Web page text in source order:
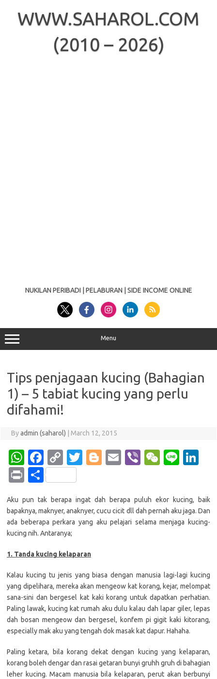
contentWWW.SAHAROL.COM
(2010 – 2026)
NUKILAN PERIBADI | PELABURAN | SIDE INCOME ONLINE
Menu
Tips penjagaan kucing (Bahagian
1) – 5 tabiat kucing yang perlu
difahami!
Byadmin (saharol) March 12, 2015
W
h
at
s
A
p
p
Fa
c
e
b
o
o
k
C
o
p
y
Li
n
k
T
te
r
Bl
g
er
E
Vi
W
h
at
Li
e
dI
Pr
t
S
ar
e
Aku pun tak berapa ingat dah berapa puluh ekor kucing, baik
bapaknya, maknyer, anaknyer, cucu cicit dll dah pernah aku jaga. Dan
ada beberapa perkara yang aku pelajari selama menjaga kucing-
kucing nih. Antaranya;
1. Tanda kucing kelaparan
Kalau kucing tu jenis yang biasa dengan manusia lagi-lagi kucing
yang dipelihara, mereka akan mengeow kat korang, kejar, melompat
sana-sini dan bergesel kat kaki korang untuk dapatkan perhatian.
Paling lawak, kucing kat rumah aku dulu kalau dah lapar giler, lepas
dah bosan mengeow dan bergesel, konfem pi gigit kaki kitorang,
especially mak aku yang tengah dok masak kat dapur. Hahaha.
Paling ketara, bila korang dekat dengan kucing yang kelaparan,
korang boleh dengar dan rasai getaran bunyi gruhh gruh di bahagian
leher kucing. Macam manusia bila kelaparan, perut akan berbunyi